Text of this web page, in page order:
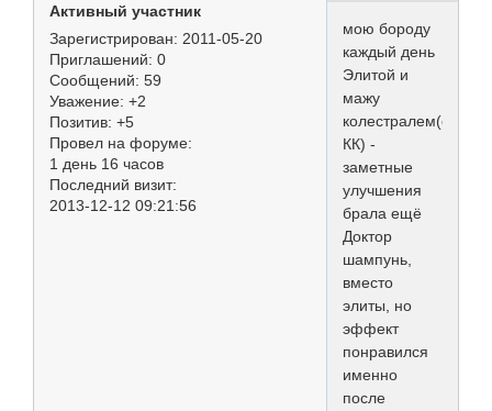
Активный участник
Зарегистрирован: 2011-05-20
Приглашений: 0
Сообщений: 59
Уважение: +2
Позитив: +5
Провел на форуме:
1 день 16 часов
Последний визит:
2013-12-12 09:21:56
мою бороду
каждый день
Элитой и
мажу
колестралем(от
КК) -
заметные
улучшения
брала ещё
Доктор
шампунь,
вместо
элиты, но
эффект
понравился
именно
после